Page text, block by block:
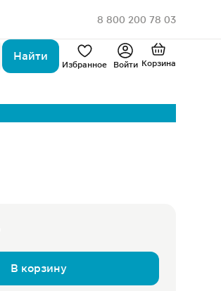
8 800 200 78 03
Найти
Избранное Войти Корзина
В корзину